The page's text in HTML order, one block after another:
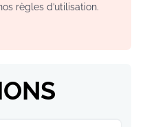
règles d’utilisation.